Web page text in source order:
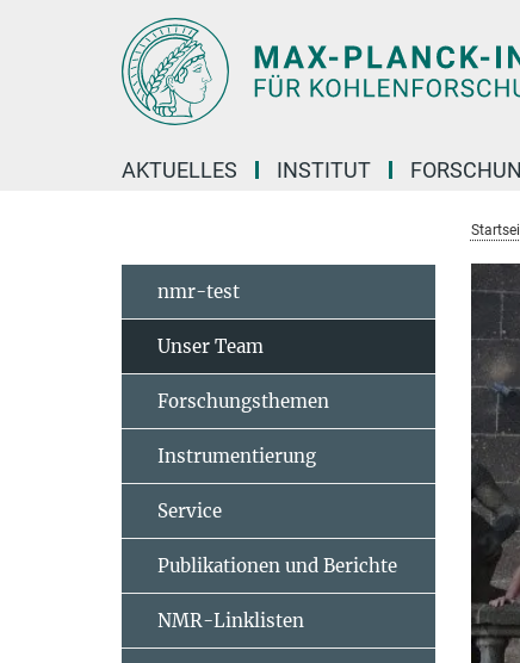
AKTUELLES INSTITUT
nmr-test
Unser Team
Forschungsthemen
Instrumentierung
Service
Publikationen und Berichte
NMR-Linklisten